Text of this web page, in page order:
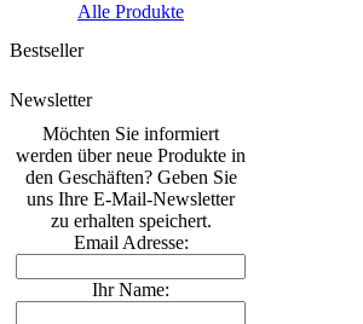
Alle Produkte
Bestseller
Newsletter
Möchten Sie informiert
werden über neue Produkte in
den Geschäften? Geben Sie
uns Ihre E-Mail-Newsletter
zu erhalten speichert.
Email Adresse:
Ihr Name: